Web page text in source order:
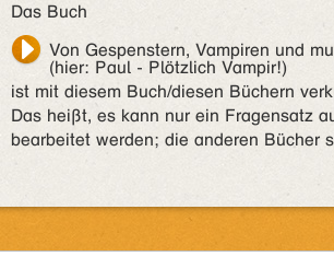
Das Buch
Von Gespenstern, Vampiren und
(hier: Paul - Plötzlich Vampir!)
ist mit diesem Buch/diesen Büchern
Das heißt, es kann nur ein Fragensatz
bearbeitet werden; die anderen Bücher